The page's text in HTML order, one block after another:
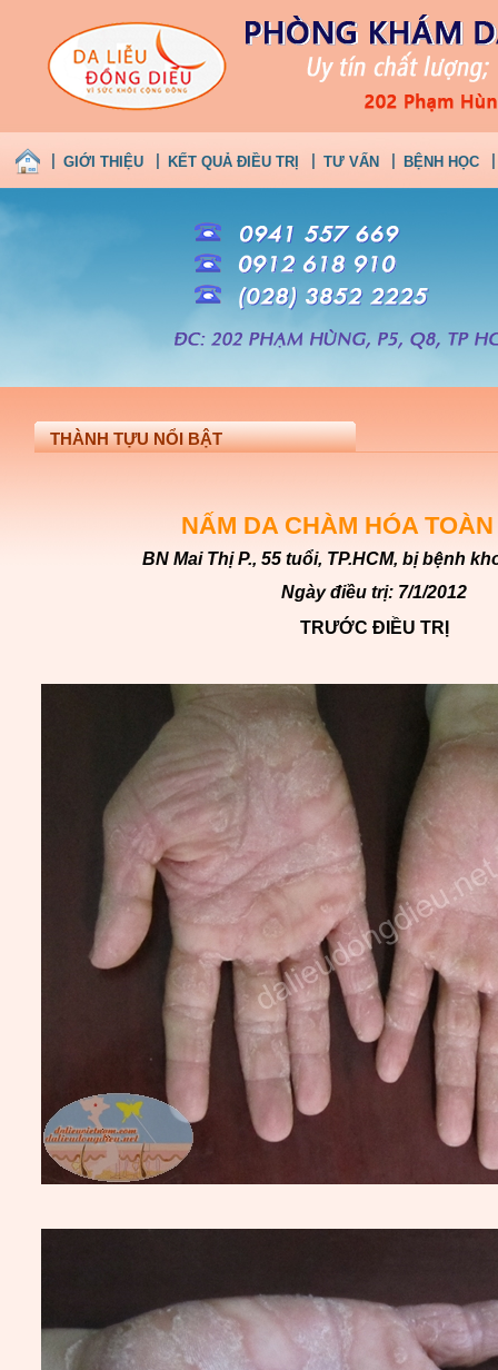
GIỚI THIỆU KẾT QUẢ ĐIỀU TRỊ TƯ VẤN BỆNH HỌC
THÀNH TỰU NỔI BẬT
NẤM DA CHÀM HÓA
BN Mai Thị P., 55 tuổi, TP.HCM, bị bệnh
Ngày điều trị: 7/1/2012
TRƯỚC ĐIỀU TRỊ